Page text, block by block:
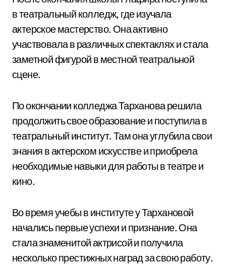
в театральный колледж, где изучала
актерское мастерство. Она активно
участвовала в различных спектаклях и стала
заметной фигурой в местной театральной
сцене.
По окончании колледжа Тарханова решила
продолжить свое образование и поступила в
театральный институт. Там она углубила свои
знания в актерском искусстве и приобрела
необходимые навыки для работы в театре и
кино.
Во время учебы в институте у Тархановой
начались первые успехи и признание. Она
стала знаменитой актрисой и получила
несколько престижных наград за свою работу.